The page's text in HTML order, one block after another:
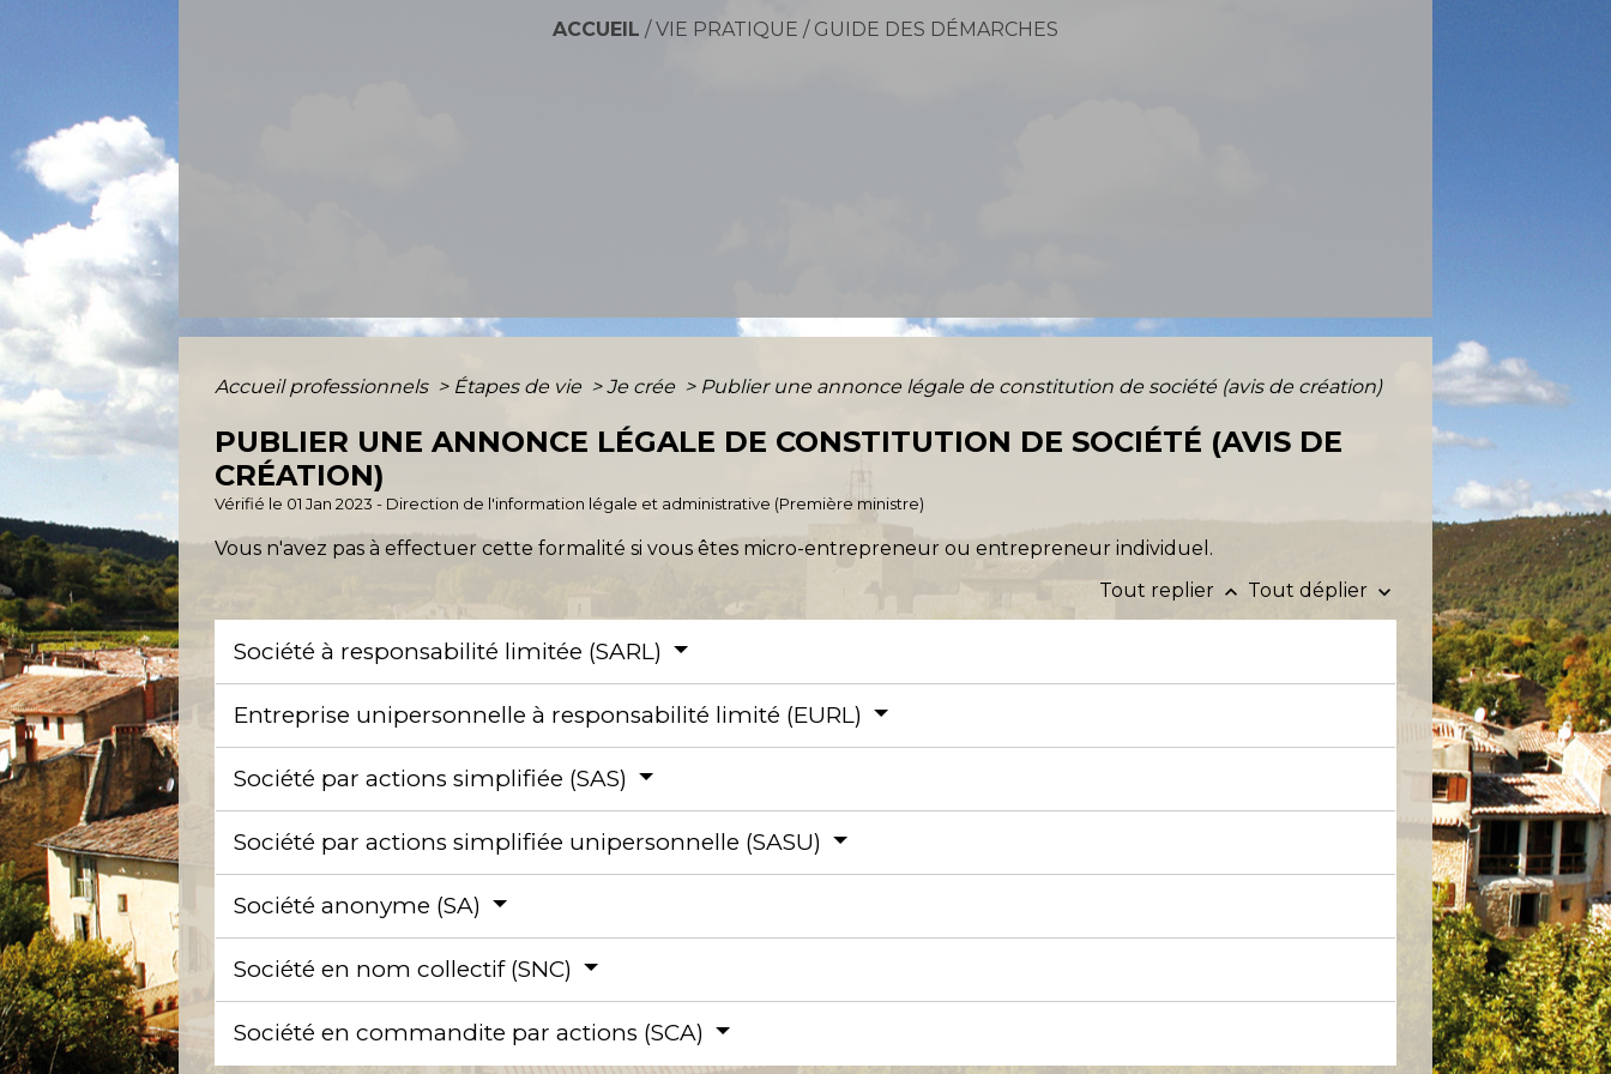
ACCUEIL /VIE PRATIQUE / GUIDE DES DÉMARCHES
Accueil professionnels > Étapes de vie > Je crée > Publier une annonce légale de constitution de société (avis de création)
PUBLIER UNE ANNONCE LÉGALE DE CONSTITUTION DE SOCIÉTÉ (AVIS DE
CRÉATION)
Vérifié le 01 Jan 2023 - Direction de l'information légale et administrative (Première ministre)
Vous n'avez pas à effectuer cette formalité si vous êtes micro-entrepreneur ou entrepreneur individuel.
Tout replier keyboard_arrow_up Tout déplier keyboard_arrow_down
Société à responsabilité limitée (SARL)
Entreprise unipersonnelle à responsabilité limité (EURL)
Société par actions simplifiée (SAS)
Société par actions simplifiée unipersonnelle (SASU)
Société anonyme (SA)
Société en nom collectif (SNC)
Société en commandite par actions (SCA)